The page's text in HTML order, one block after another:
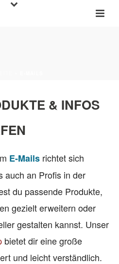
& INFOS
E-Mails richtet sich
auch an Profis in der
du passende Produkte,
gezielt erweitern oder
gestalten kannst. Unser
bietet dir eine große
und leicht verständlich.